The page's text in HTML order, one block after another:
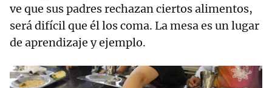
ve que sus padres rechazan ciertos alimentos,
será difícil que él los coma. La mesa es un lugar
de aprendizaje y ejemplo.